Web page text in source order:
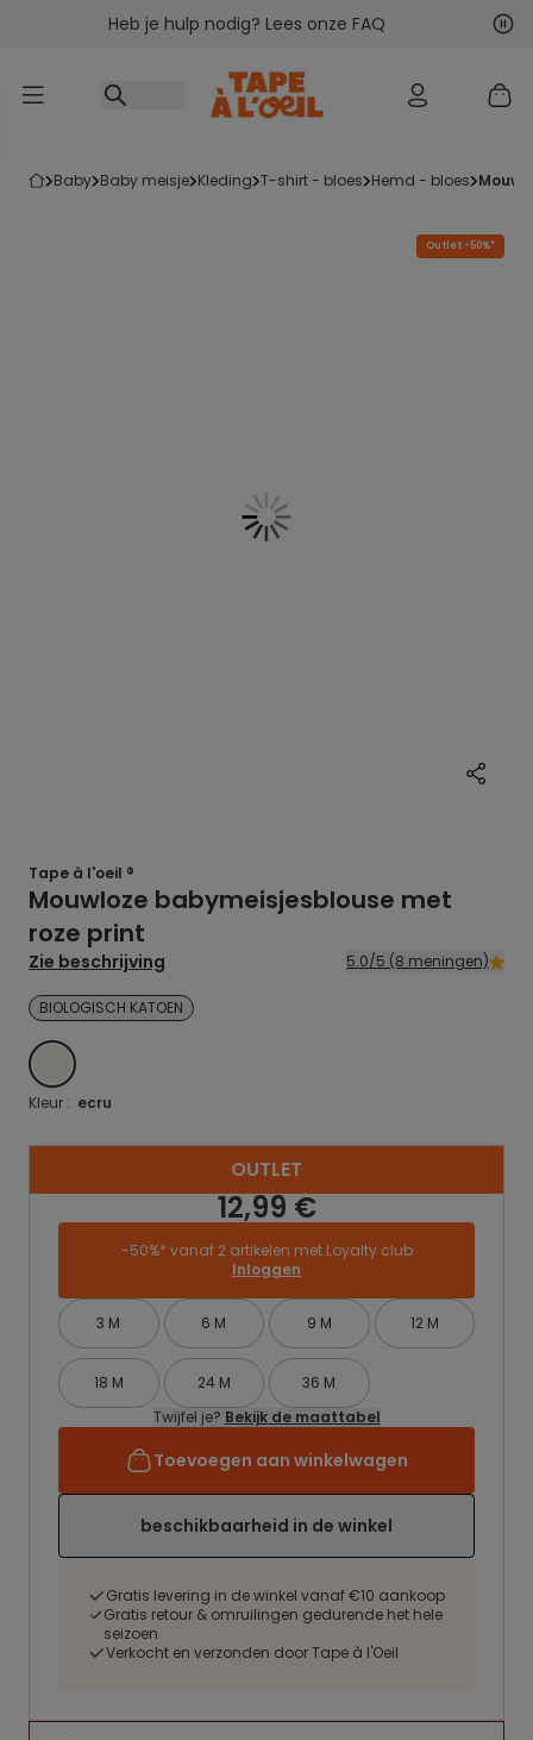
Ga naar inhoudHeb je hulp nodig? Lees onze FAQ
baby baby meisje kleding t-shirt - bloes hemd - bloes
Outlet -50%*
Tape à l'oeil ®
Mouwloze babymeisjesblouse met
roze print
Zie beschrijving 5.0/5 (8 meningen)
BIOLOGISCH KATOEN
ECRU
Kleur : ecru
OUTLET
12,99 €
-50%* vanaf 2 artikelen met Loyalty club
Inloggen
3 M 6 M 9 M 12 M
18 M 24 M
36 M
Twijfel je? Bekijk de maattabel
Toevoegen aan winkelwagen
beschikbaarheid in de winkel
Gratis levering in de winkel vanaf €10 aankoop
Gratis retour & omruilingen gedurende het hele
seizoen
Verkocht en verzonden door Tape à l'Oeil